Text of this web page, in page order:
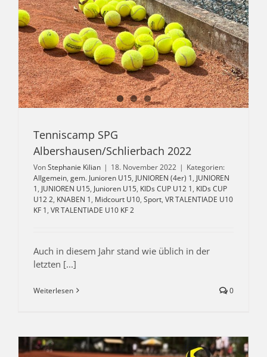
Tenniscamp SPG
Albershausen/Schlierbach 2022
VonStephanie Kilian | 18. November 2022 | Kategorien:
Allgemein, gem. Junioren U15, JUNIOREN (4er) 1, JUNIOREN
1, JUNIOREN U15, Junioren U15, KIDs CUP U12 1, KIDs CUP
U12 2, KNABEN 1, Midcourt U10, Sport, VR TALENTIADE U10
KF 1, VR TALENTIADE U10 KF 2
Auch in diesem Jahr stand wie üblich in der
letzten [...]
Weiterlesen 0